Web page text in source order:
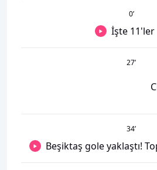
0’
İşte 11'ler
27’
34’
Beşiktaş gole yaklaştı!